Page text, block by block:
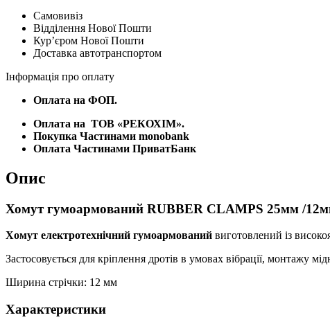
Самовивіз
Відділення Нової Пошти
Курʼєром Нової Пошти
Доставка автотранспортом
Інформація про оплату
Оплата на ФОП.
Оплата на ТОВ «РЕКОХІМ».
Покупка Частинами monobank
Оплата Частинами ПриватБанк
Опис
Хомут гумоармований RUBBER CLAMPS 25мм /
Хомут електротехнічний гумоармований виготовлений із
Застосовується для кріплення дротів в умовах вібрації, монтажу
Ширина стрічки: 12 мм
Характеристики